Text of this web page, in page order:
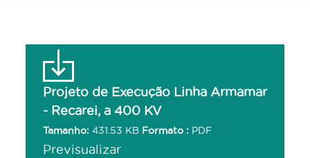
Projeto de Execução Linha Armamar
- Recarei, a 400 KV
Tamanho: 431.53 KB Formato : PDF
Previsualizar